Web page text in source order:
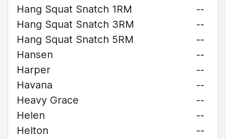
Hang Squat Snatch 1RM
--
Hang Squat Snatch 3RM
--
Hang Squat Snatch 5RM
--
Hansen
--
Harper
--
Havana
--
Heavy Grace
--
Helen
--
Helton
--